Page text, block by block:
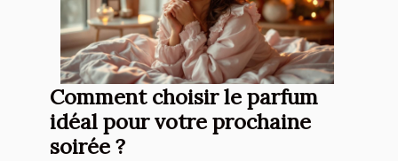
Comment choisir le parfum
idéal pour votre prochaine
soirée ?